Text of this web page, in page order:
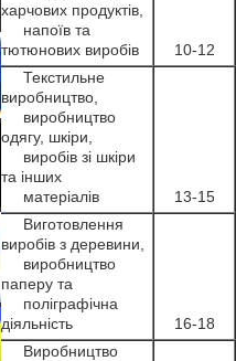
харчових продуктів,
напоїв та
тютюнових виробів
10-12
Текстильне
виробництво,
виробництво
одягу, шкіри,
виробів зі шкіри
та інших
матеріалів
13-15
Виготовлення
виробів з деревини,
виробництво
паперу та
поліграфічна
діяльність
16-18
Виробництво